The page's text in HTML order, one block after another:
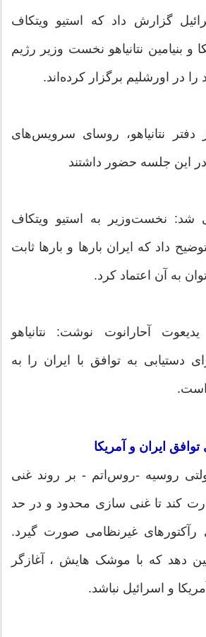
گزارش داد که استیو ویتکاف
و بنیامین نتانیاهو نخست وزیر رژیم
در اورشلیم برگزار کرده‌اند.
دفتر نتانیاهو، روسای سرویس‌های
در این جلسه حضور داشتند
شد: نخست‌وزیر به استیو ویتکاف
داد که ایران بارها و بارها ثابت
به آن اعتماد کرد.
آحارانوت نوشت: نتانیاهو
دستیابی به توافق با ایران را به
است.
ایران و آمریکا
روسیه -روس‌اتم - بر روند غنی
کند تا غنی سازی محدود و در حد
رآکتورهای غیرنظامی صورت گیرد.
دهد که با موشک هایش ، آغازگر
و اسرائیل نباشد.